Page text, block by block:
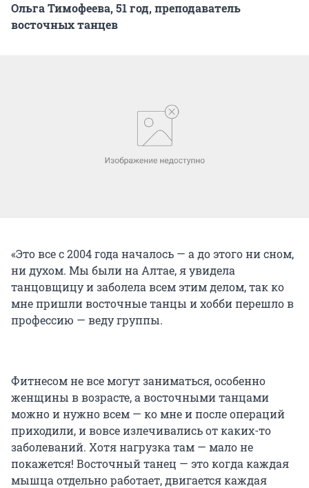
Ольга Тимофеева, 51 год, преподаватель
восточных танцев
«Это все с 2004 года началось — а до этого ни сном,
ни духом. Мы были на Алтае, я увидела
танцовщицу и заболела всем этим делом, так ко
мне пришли восточные танцы и хобби перешло в
профессию — веду группы.
Фитнесом не все могут заниматься, особенно
женщины в возрасте, а восточными танцами
можно и нужно всем — ко мне и после операций
приходили, и вовсе излечивались от каких-то
заболеваний. Хотя нагрузка там — мало не
покажется! Восточный танец — это когда каждая
мышца отдельно работает, двигается каждая